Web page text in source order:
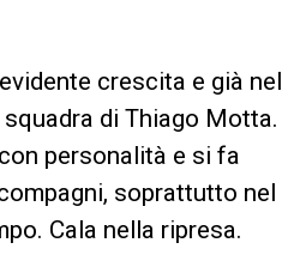
crescita e già nel
di Thiago Motta.
personalità e si fa
soprattutto nel
Cala nella ripresa.